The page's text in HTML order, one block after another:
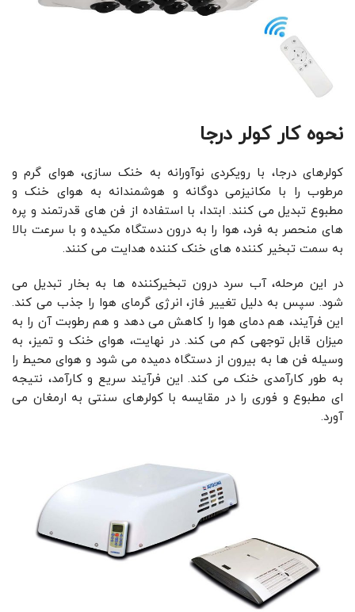
نحوه کار کولر درجا
کولرهای درجا، با رویکردی نوآورانه به خنک ‌سازی، هوای گرم و
مرطوب را با مکانیزمی دوگانه و هوشمندانه به هوای خنک و
مطبوع تبدیل می ‌کنند. ابتدا، با استفاده از فن‌ های قدرتمند و پره‌
های منحصر به فرد، هوا را به درون دستگاه مکیده و با سرعت بالا
به سمت تبخیر کننده ‌های خنک‌ کننده هدایت می ‌کنند.
در این مرحله، آب سرد درون تبخیرکننده ‌ها به بخار تبدیل می‌
شود. سپس به دلیل تغییر فاز، انرژی گرمای هوا را جذب می ‌کند.
این فرآیند، هم دمای هوا را کاهش می‌ دهد و هم رطوبت آن را به
میزان قابل توجهی کم می‌ کند. در نهایت، هوای خنک و تمیز، به
وسیله فن‌ ها به بیرون از دستگاه دمیده می‌ شود و هوای محیط را
به طور کارآمدی خنک می‌ کند. این فرآیند سریع و کارآمد، نتیجه
‌ای مطبوع و فوری را در مقایسه با کولرهای سنتی به ارمغان می‌
آورد.